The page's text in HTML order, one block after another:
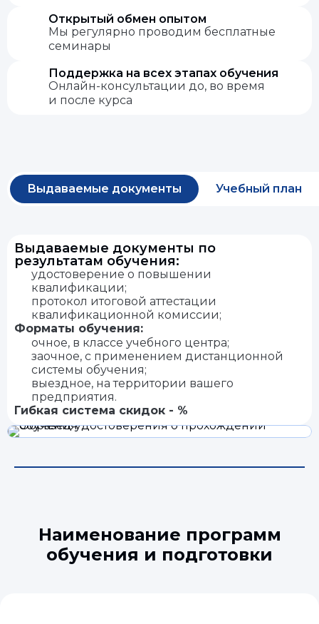
Открытый обмен опытом
Мы регулярно проводим бесплатные
семинары
Поддержка на всех этапах обучения
Онлайн-консультации до, во время
и после курса
Выдаваемые документы Учебный план
Выдаваемые документы по
результатам обучения:
удостоверение о повышении
квалификации;
протокол итоговой аттестации
квалификационной комиссии;
Форматы обучения:
очное, в классе учебного центра;
заочное, с применением дистанционной
системы обучения;
выездное, на территории вашего
предприятия.
Гибкая система скидок - %
Наименование программ
обучения и подготовки